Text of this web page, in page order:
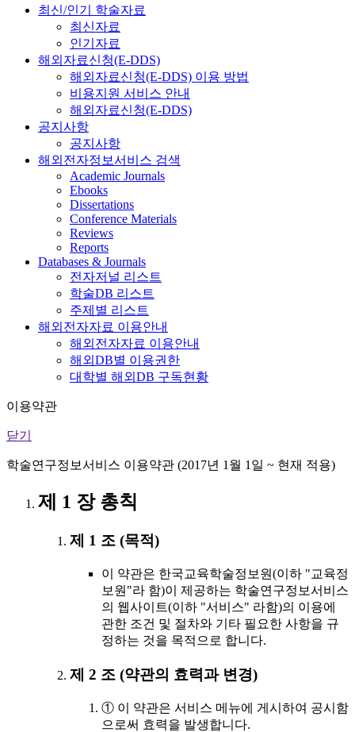
최신/인기 학술자료
최신자료
인기자료
해외자료신청(E-DDS)
해외자료신청(E-DDS) 이용 방법
비용지원 서비스 안내
해외자료신청(E-DDS)
공지사항
공지사항
해외전자정보서비스 검색
Academic Journals
Ebooks
Dissertations
Conference Materials
Reviews
Reports
Databases & Journals
전자저널 리스트
학술DB 리스트
주제별 리스트
해외전자자료 이용안내
해외전자자료 이용안내
해외DB별 이용권한
대학별 해외DB 구독현황
이용약관
닫기
학술연구정보서비스 이용약관 (2017년 1월 1일 ~ 현재 적용)
제 1 장 총칙
제 1 조 (목적)
이 약관은 한국교육학술정보원(이하 "교육정
보원"라 함)이 제공하는 학술연구정보서비스
의 웹사이트(이하 "서비스" 라함)의 이용에
관한 조건 및 절차와 기타 필요한 사항을 규
정하는 것을 목적으로 합니다.
제 2 조 (약관의 효력과 변경)
① 이 약관은 서비스 메뉴에 게시하여 공시함
으로써 효력을 발생합니다.